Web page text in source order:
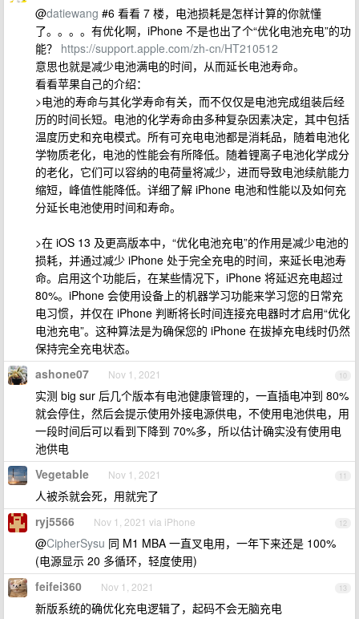
@datiewang #6 看看 7 楼，电池损耗是怎样计算的你就懂
了。。。。有优化啊，iPhone 不是也出了个“优化电池充电”的功
能？ https://support.apple.com/zh-cn/HT210512
意思也就是减少电池满电的时间，从而延长电池寿命。
看看苹果自己的介绍：
>电池的寿命与其化学寿命有关，而不仅仅是电池完成组装后经
历的时间长短。电池的化学寿命由多种复杂因素决定，其中包括
温度历史和充电模式。所有可充电电池都是消耗品，随着电池化
学物质老化，电池的性能会有所降低。随着锂离子电池化学成分
的老化，它们可以容纳的电荷量将减少，进而导致电池续航能力
缩短，峰值性能降低。详细了解 iPhone 电池和性能以及如何充
分延长电池使用时间和寿命。
>在 iOS 13 及更高版本中，“优化电池充电”的作用是减少电池的
损耗，并通过减少 iPhone 处于完全充电的时间，来延长电池寿
命。启用这个功能后，在某些情况下，iPhone 将延迟充电超过
80%。iPhone 会使用设备上的机器学习功能来学习您的日常充
电习惯，并仅在 iPhone 判断将长时间连接充电器时才启用“优化
电池充电”。这种算法是为确保您的 iPhone 在拔掉充电线时仍然
保持完全充电状态。
10
ashone07 Nov 1, 2021
实测 big sur 后几个版本有电池健康管理的，一直插电冲到 80%
就会停住，然后会提示使用外接电源供电，不使用电池供电，用
一段时间后可以看到下降到 70%多，所以估计确实没有使用电
池供电
11
Vegetable Nov 1, 2021
人被杀就会死，用就完了
12
ryj5566 Nov 1, 2021 via iPhone
@CipherSysu 同 M1 MBA 一直叉电用，一年下来还是 100%
(电源显示 20 多循环，轻度使用)
13
feifei360 Nov 1, 2021
新版系统的确优化充电逻辑了，起码不会无脑充电